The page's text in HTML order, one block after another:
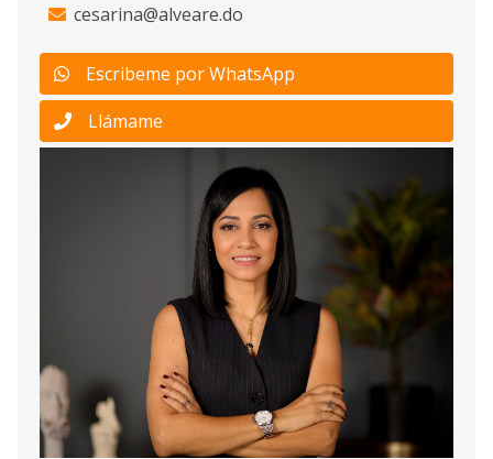
cesarina@alveare.do
Escribeme por WhatsApp
Llámame